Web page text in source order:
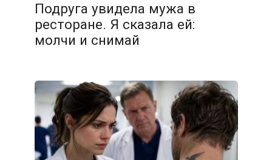
Подруга увидела мужа в
ресторане. Я сказала ей:
молчи и снимай